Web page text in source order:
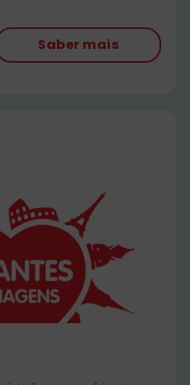
Saber mais